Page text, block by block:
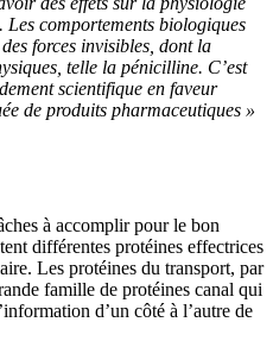
Les comportements biologiques
forces invisibles, dont la
telle la pénicilline. C’est
scientifique en faveur
de produits pharmaceutiques »
à accomplir pour le bon
différentes protéines effectrices
Les protéines du transport, par
famille de protéines canal qui
d’un côté à l’autre de